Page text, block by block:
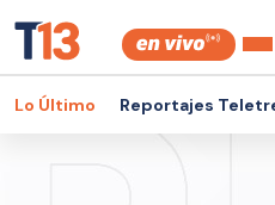
Lo Último Reportajes